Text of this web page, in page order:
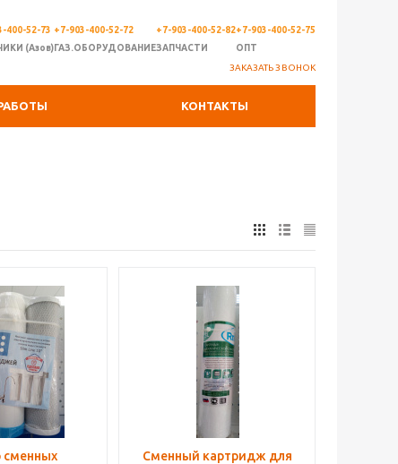
400-52-73
(Азов)
+7-903-400-52-72
ГАЗ.ОБОРУДОВАНИЕ
+7-903-400-52-82
ЗАПЧАСТИ
+7-903-400-52-75
ОПТ
ЗАКАЗАТЬ ЗВОНОК
КОНТАКТЫ
сменных
Сменный картридж для